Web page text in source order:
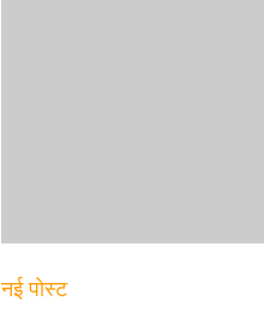
नई पोस्ट